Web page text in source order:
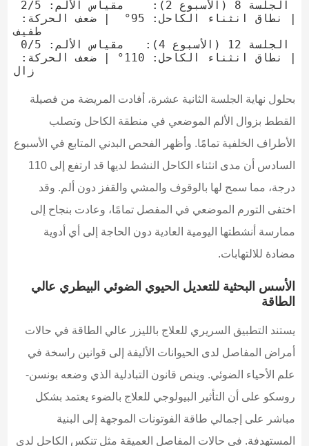
طفيف
بحلول نهاية الجلسة الثانية عشرة، أفادت المريضة من فصيلة
القطط بزوال الألم الموضعي في منطقة الكاحل وتصلب
الأطراف الخلفية تمامًا. وأظهر الفحص البدني المتابع في الأسبوع
السادس أن مدى انثناء الكاحل النشط لديها قد ارتفع إلى 110
درجة، مما سمح لها بالوقوف والمشي والقفز دون ألم. وقد
اختفى التورم الموضعي في المفصل تمامًا، وعادت بنجاح إلى
ممارسة أنشطتها اليومية العادية دون الحاجة إلى أي أدوية
مضادة للالتهابات.
الأسس البحثية للتعديل الحيوي الضوئي البيطري عالي
الطاقة
يستند التطبيق السريري للعلاج بالليزر عالي الطاقة في حالات
أمراض المفاصل لدى الحيوانات الأليفة إلى قوانين راسخة في
علم الأحياء الضوئي. وينص قانون التبادلية الذي وضعه بونسن-
روسكو على أن التأثير البيولوجي للعلاج بالضوء يعتمد بشكل
مباشر على إجمالي طاقة الفوتونات الموجهة إلى البنية
المستهدفة. في حالات المفاصل العميقة مثل تنكس الكاحل لدى